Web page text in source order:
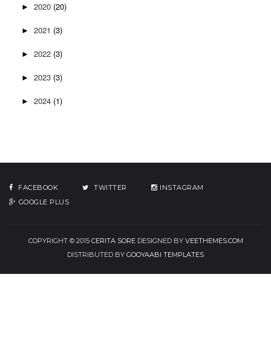
► 2020 (20)
► 2021 (3)
► 2022 (3)
► 2023 (3)
► 2024 (1)
FACEBOOK TWITTER
INSTAGRAM
GOOGLE PLUS
COPYRIGHT © 2015 CERITA SOREDESIGNED BY VEETHEMES.COM
DISTRIBUTED BY GOOYAABI TEMPLATES